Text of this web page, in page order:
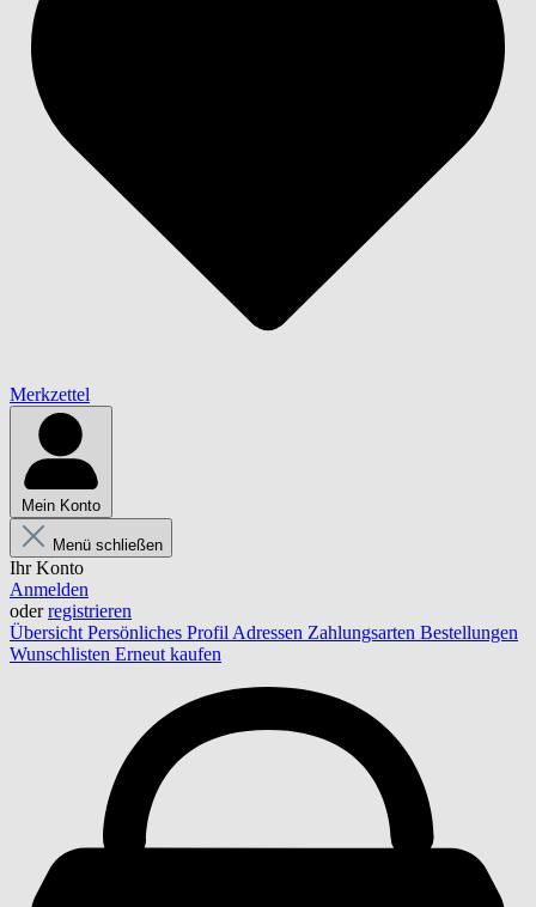
Merkzettel
Mein Konto
Menü schließen
Ihr Konto
Anmelden
oderregistrieren
Übersicht Persönliches Profil Adressen Zahlungsarten Bestellungen
Wunschlisten Erneut kaufen